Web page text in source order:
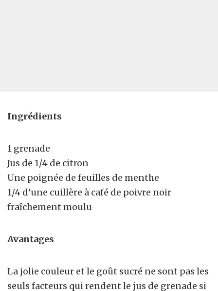
Ingrédients
1 grenade
Jus de 1/4 de citron
Une poignée de feuilles de menthe
1/4 d’une cuillère à café de poivre noir
fraîchement moulu
Avantages
La jolie couleur et le goût sucré ne sont pas les
seuls facteurs qui rendent le jus de grenade si